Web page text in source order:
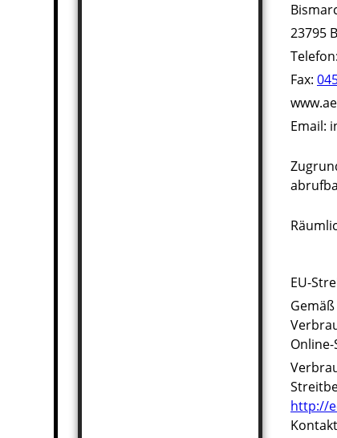
23795
Telefon:
Fax:
Email:
EU-
http://